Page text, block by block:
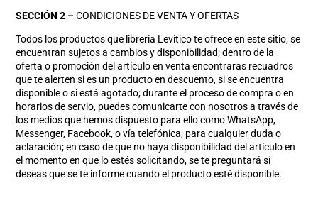
SECCIÓN 2 –CONDICIONES DE VENTA Y OFERTAS
Todos los productos que librería Levítico te ofrece en este sitio, se
encuentran sujetos a cambios y disponibilidad; dentro de la
oferta o promoción del artículo en venta encontraras recuadros
que te alerten si es un producto en descuento, si se encuentra
disponible o si está agotado; durante el proceso de compra o en
horarios de servio, puedes comunicarte con nosotros a través de
los medios que hemos dispuesto para ello como WhatsApp,
Messenger, Facebook, o vía telefónica, para cualquier duda o
aclaración; en caso de que no haya disponibilidad del artículo en
el momento en que lo estés solicitando, se te preguntará si
deseas que se te informe cuando el producto esté disponible.